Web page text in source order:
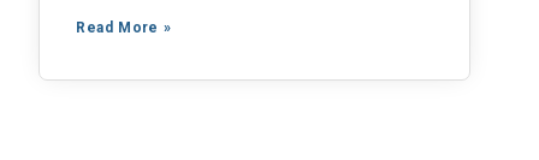
Read More »